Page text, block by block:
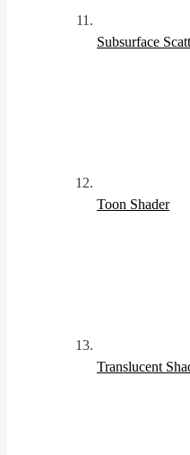
Subsurface
Toon Shader
Translucent